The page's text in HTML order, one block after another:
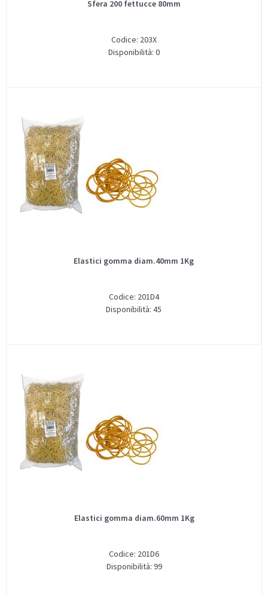
Sfera 200 fettucce 80mm
Codice: 203X
Disponibilità: 0
Elastici gomma diam.40mm 1Kg
Codice: 201D4
Disponibilità: 45
Elastici gomma diam.60mm 1Kg
Codice: 201D6
Disponibilità: 99